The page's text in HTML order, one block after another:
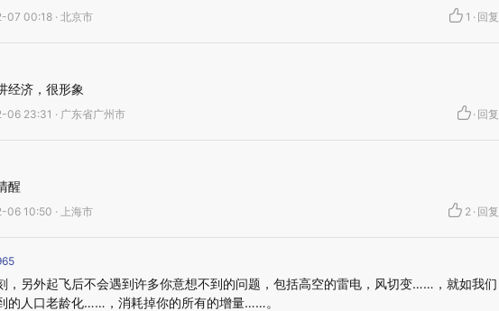
07 00:18 · 北京市 1 · 回复
经济，很形象
06 23:31 · 广东省广州市 · 回复
醒
06 10:50 · 上海市 2 · 回复
，另外起飞后不会遇到许多你意想不到的问题，包括高空的雷电，风切变……，就如我们
的人口老龄化……，消耗掉你的所有的增量……。